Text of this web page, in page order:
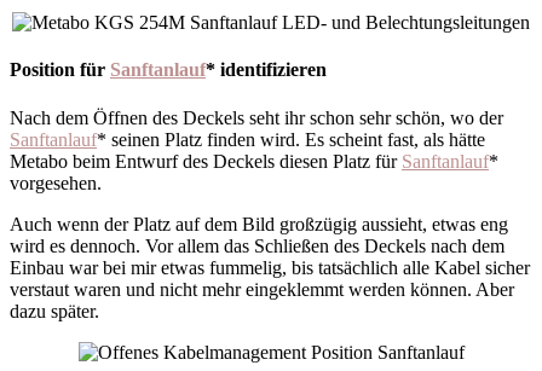
Position für Sanftanlauf* identifizieren
Nach dem Öffnen des Deckels seht ihr schon sehr schön, wo der
Sanftanlauf* seinen Platz finden wird. Es scheint fast, als hätte
Metabo beim Entwurf des Deckels diesen Platz für Sanftanlauf*
vorgesehen.
Auch wenn der Platz auf dem Bild großzügig aussieht, etwas eng
wird es dennoch. Vor allem das Schließen des Deckels nach dem
Einbau war bei mir etwas fummelig, bis tatsächlich alle Kabel sicher
verstaut waren und nicht mehr eingeklemmt werden können. Aber
dazu später.